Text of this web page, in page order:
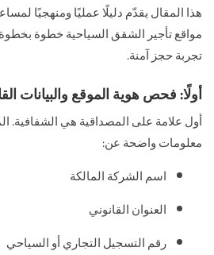
هذا المقال يقدّم دليلًا عمليًا ومنهجيًا
مواقع تأجير الشقق السياحية خطوة
تجربة حجز آمنة.
أولًا: فحص هوية الموقع والبيانات
أول علامة على المصداقية هي الشفافية.
معلومات واضحة عن:
اسم الشركة المالكة
العنوان القانوني
رقم التسجيل التجاري أو السياحي